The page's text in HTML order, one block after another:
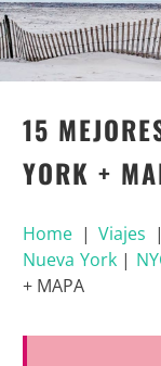
15
YORK +
Home|Viajes |
Nueva York|
+ MAPA